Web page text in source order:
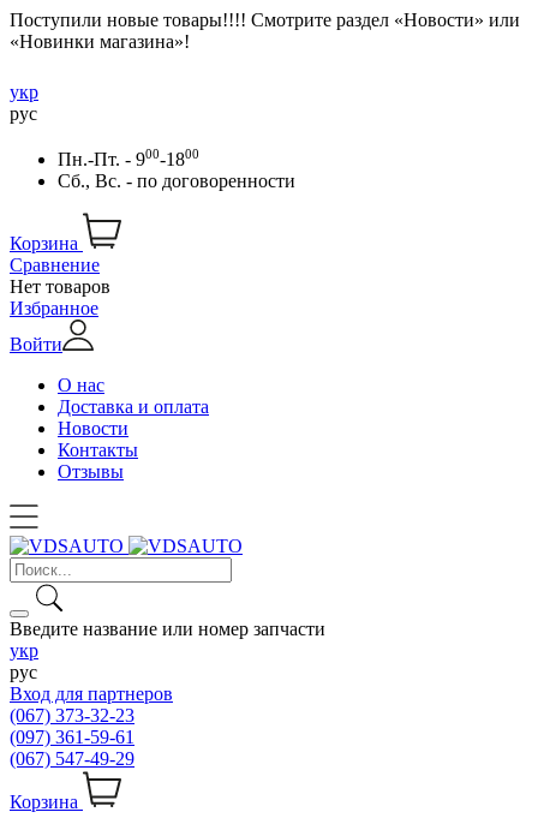
Поступили новые товары!!!! Смотрите раздел «Новости» или
«Новинки магазина»!
укр
рус
Пн.-Пт. - 900-1800
Сб., Вс. - по договоренности
Корзина
Сравнение
Нет товаров
Избранное
Войти
О нас
Доставка и оплата
Новости
Контакты
Отзывы
Введите название или номер запчасти
укр
рус
Вход для партнеров
(067) 373-32-23
(097) 361-59-61
(067) 547-49-29
Корзина